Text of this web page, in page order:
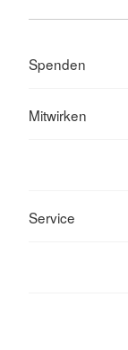
Spenden
Mitwirken
Service